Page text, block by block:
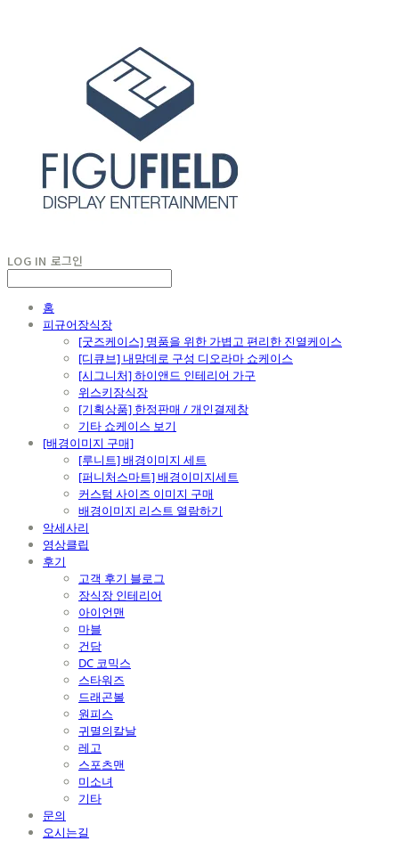
LOG IN 로그인
홈
피규어장식장
[굿즈케이스] 명품을 위한 가볍고 편리한 진열케이스
[디큐브] 내맘데로 구성 디오라마 쇼케이스
[시그니처] 하이앤드 인테리어 가구
위스키장식장
[기획상품] 한정판매 / 개인결제창
기타 쇼케이스 보기
[배경이미지 구매]
[루니트] 배경이미지 세트
[퍼니처스마트] 배경이미지세트
커스텀 사이즈 이미지 구매
배경이미지 리스트 열람하기
악세사리
영상클립
후기
고객 후기 블로그
장식장 인테리어
아이언맨
마블
건담
DC 코믹스
스타워즈
드래곤볼
원피스
귀멸의칼날
레고
스포츠맨
미소녀
기타
문의
오시는길